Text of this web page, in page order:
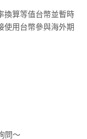
換算等值台幣並暫時
使用台幣參與海外期
問～